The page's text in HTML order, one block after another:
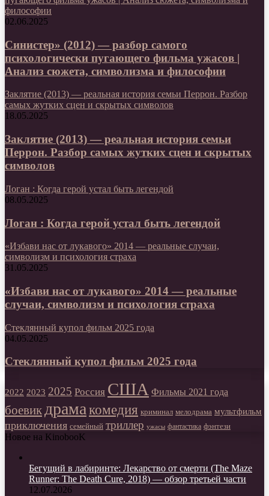
философии
02.06.2025
Синистер» (2012) — разбор самого
психологически пугающего фильма ужасов |
Анализ сюжета, символизма и философии
Заклятие (2013) — реальная история семьи Перрон. Разбор
самых жутких сцен и скрытых символов
18.05.2025
Заклятие (2013) — реальная история семьи
Перрон. Разбор самых жутких сцен и скрытых
символов
Логан : Когда герой устал быть легендой
08.05.2025
Логан : Когда герой устал быть легендой
«Избави нас от лукавого» 2014 — реальные случаи,
символизм и психология страха
31.05.2025
«Избави нас от лукавого» 2014 — реальные
случаи, символизм и психология страха
Стеклянный купол фильм 2025 года
04.05.2025
Стеклянный купол фильм 2025 года
2022 2023 2025 Россия США Фильмы 2021 года
боевик драма комедия криминал мелодрама мультфильм
приключения семейный триллер ужасы фантастика фэнтези
Новое на KinobooK
Бегущий в лабиринте: Лекарство от смерти (The Maze
Runner: The Death Cure, 2018) — обзор третьей части
12.07.2026